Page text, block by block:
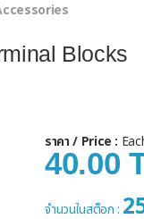
Blocks
ราคา / Price :
40.00
จำนวนในสต็อก :